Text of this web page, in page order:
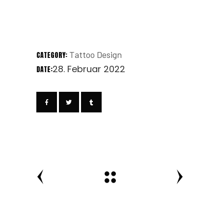
CATEGORY: Tattoo Design
DATE:28. Februar 2022